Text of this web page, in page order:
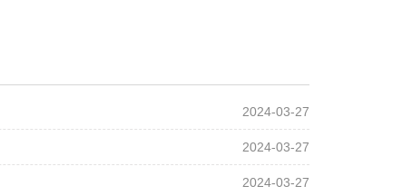
2024-03-27
2024-03-27
2024-03-27